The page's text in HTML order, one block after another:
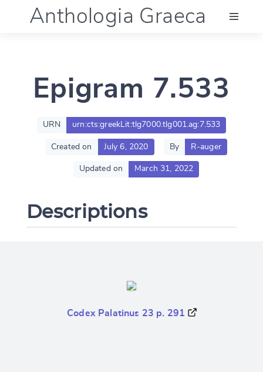
Anthologia Graeca
Language (en)
Documentation
Epigram 7.533
URN urn:cts:greekLit:tlg7000.tlg001.ag:7.533
Created on July 6, 2020 By R-auger
Updated on March 31, 2022
Descriptions
Codex Palatinus 23 p. 291